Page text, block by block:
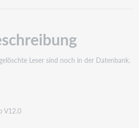
Leser sind noch in der Datenbank.
V12.0